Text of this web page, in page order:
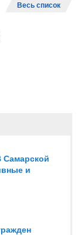
Весь список
и